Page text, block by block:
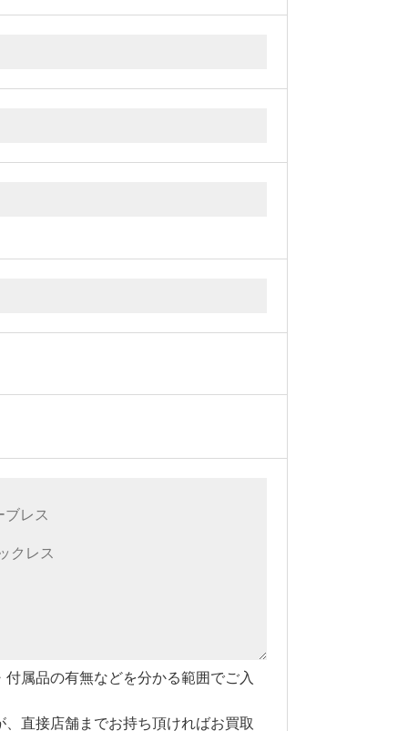
属品の有無などを分かる範囲でご入
直接店舗までお持ち頂ければお買取